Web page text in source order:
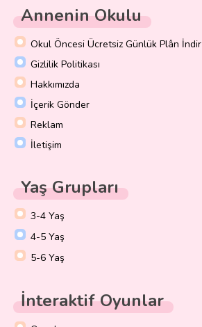
Annenin Okulu
Okul Öncesi Ücretsiz Günlük Plân İndir
Gizlilik Politikası
Hakkımızda
İçerik Gönder
Reklam
İletişim
Yaş Grupları
3-4 Yaş
4-5 Yaş
5-6 Yaş
İnteraktif Oyunlar